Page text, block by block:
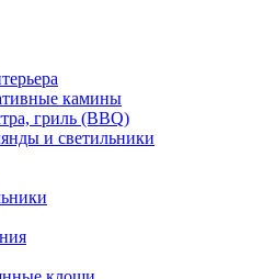
камины
гриль (BBQ)
и светильники